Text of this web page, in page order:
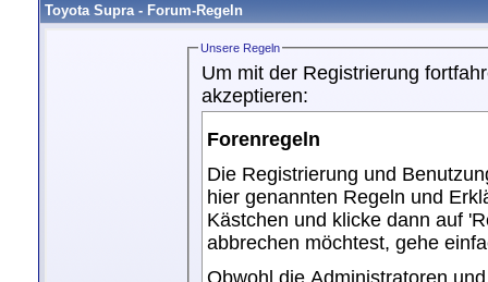
Toyota Supra - Forum-Regeln
Unsere Regeln
Um mit der Registrierung
akzeptieren:
Forenregeln
Die Registrierung und
hier genannten Regeln und
Kästchen und klicke dann auf
abbrechen möchtest, gehe
Obwohl die Administratoren